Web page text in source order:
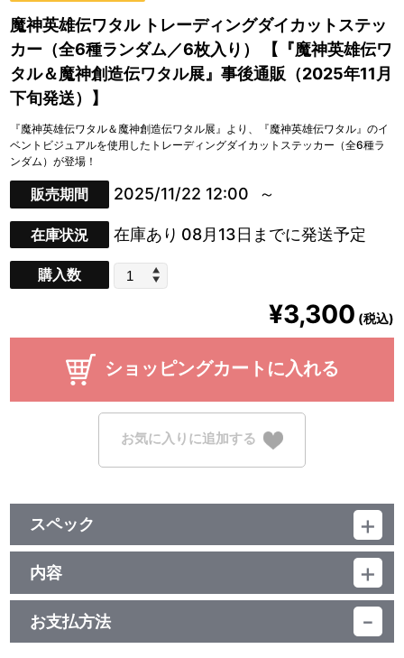
魔神英雄伝ワタル トレーディングダイカットステッ
カー（全6種ランダム／6枚入り） 【『魔神英雄伝ワ
タル＆魔神創造伝ワタル展』事後通販（2025年11月
下旬発送）】
『魔神英雄伝ワタル＆魔神創造伝ワタル展』より、『魔神英雄伝ワタル』のイ
ベントビジュアルを使用したトレーディングダイカットステッカー（全6種ラ
ンダム）が登場！
販売期間 2025/11/22 12:00
在庫状況 在庫あり 08月13日までに発送予定
購入数
¥3,300 (税込)
ショッピングカートに入れる
お気に入りに追加する
スペック
品番：TU-11933
ジャンル：その他
素材：紙
サイズ：約 縦60mm×横60mm 以内
生産国：日本
内容
【使用上の注意】
●本来の用途以外の使用はしないでください。
●ステッカーは直接肌に貼らないでください。かぶれなどの恐れが
お支払方法